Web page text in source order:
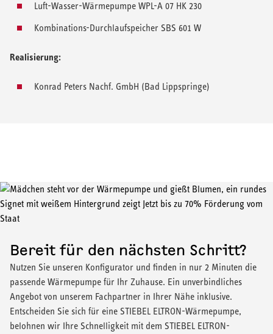
Luft-Wasser-Wärmepumpe WPL-A 07 HK 230
Kombinations-Durchlaufspeicher SBS 601 W
Realisierung:
Konrad Peters Nachf. GmbH (Bad Lippspringe)
Bereit für den nächsten Schritt?
Nutzen Sie unseren Konfigurator und finden in nur 2 Minuten die
passende Wärmepumpe für Ihr Zuhause. Ein unverbindliches
Angebot von unserem Fachpartner in Ihrer Nähe inklusive.
Entscheiden Sie sich für eine STIEBEL ELTRON-Wärmepumpe,
belohnen wir Ihre Schnelligkeit mit dem STIEBEL ELTRON-